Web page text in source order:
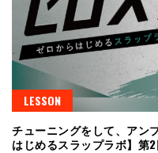
LESSON
チューニングをして、アン
はじめるスラップラボ】第